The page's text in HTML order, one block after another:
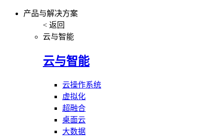
产品与解决方案
< 返回
云与智能
云与智能
云操作系统
虚拟化
超融合
桌面云
大数据